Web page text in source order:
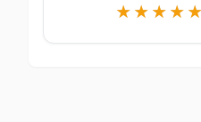
★★★★★
★★★★★